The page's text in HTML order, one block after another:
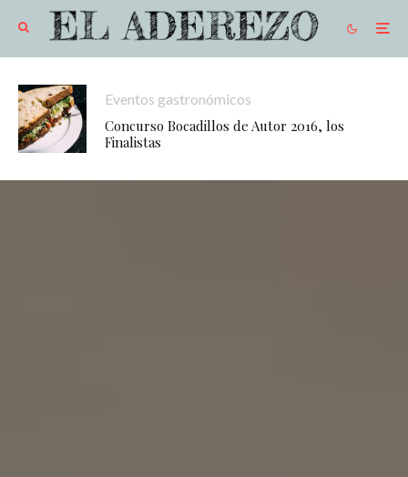
Eventos gastronómicos
Concurso Bocadillos de Autor 2016, los
Finalistas